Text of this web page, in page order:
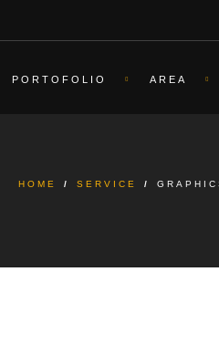
PORTOFOLIO AREA
HOME / SERVICE /